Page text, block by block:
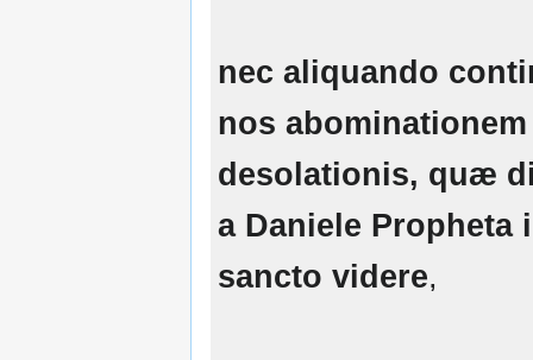
nec aliquando
nos abominationem
desolationis, quæ
a Daniele Propheta
sancto videre,